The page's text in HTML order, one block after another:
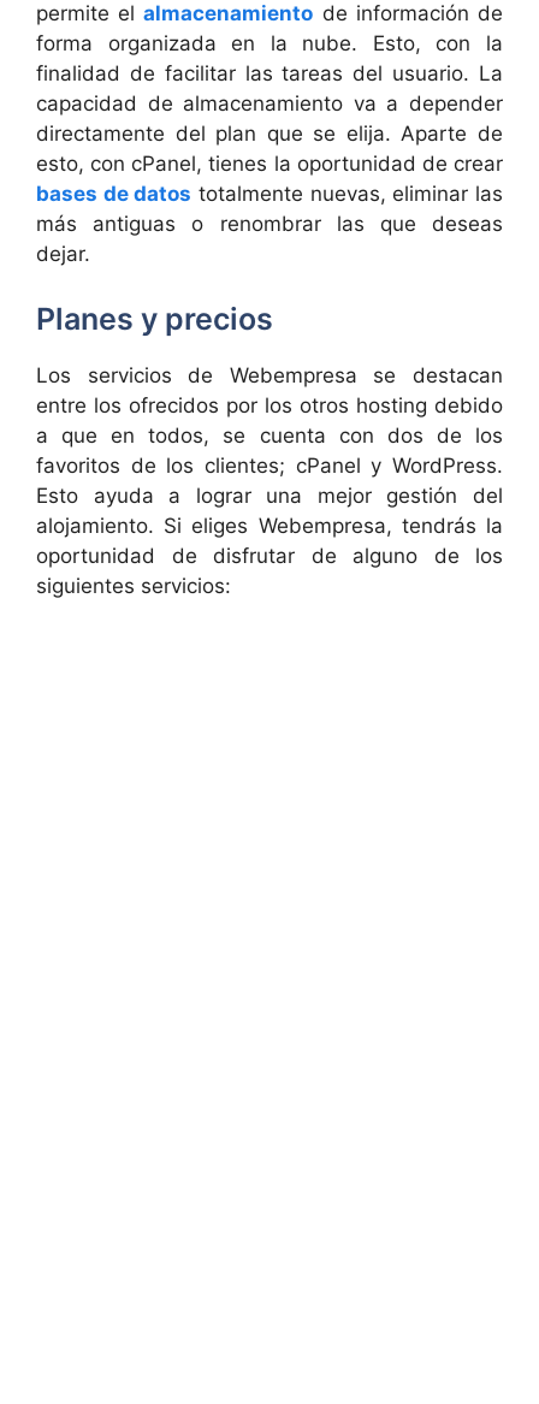
permite elalmacenamiento de información de
forma organizada en la nube. Esto, con la
finalidad de facilitar las tareas del usuario. La
capacidad de almacenamiento va a depender
directamente del plan que se elija. Aparte de
esto, con cPanel, tienes la oportunidad de crear
bases de datos totalmente nuevas, eliminar las
más antiguas o renombrar las que deseas
dejar.
Planes y precios
Los servicios de Webempresa se destacan
entre los ofrecidos por los otros hosting debido
a que en todos, se cuenta con dos de los
favoritos de los clientes; cPanel y WordPress.
Esto ayuda a lograr una mejor gestión del
alojamiento. Si eliges Webempresa, tendrás la
oportunidad de disfrutar de alguno de los
siguientes servicios: